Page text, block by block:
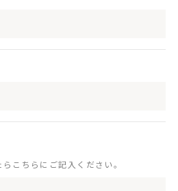
こちらにご記入ください。